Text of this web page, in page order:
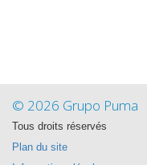
© 2026 Grupo Puma
Tous droits réservés
Plan du site